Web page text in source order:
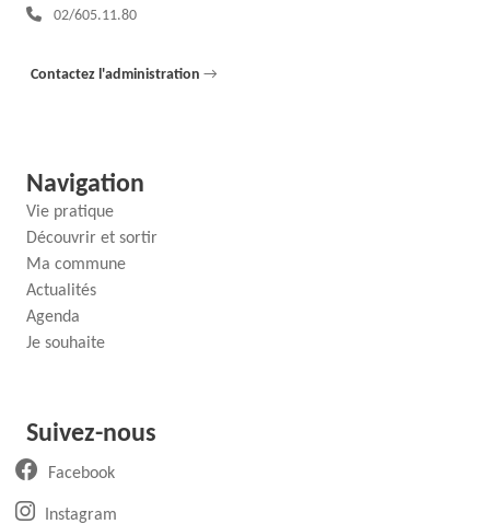
Téléphone :
02/605.11.80
Contactez l'administration →
Navigation
Vie pratique
Découvrir et sortir
Ma commune
Actualités
Agenda
Je souhaite
Suivez-nous
Facebook(ouvre un nouvel onglet)
Instagram(ouvre un nouvel onglet)